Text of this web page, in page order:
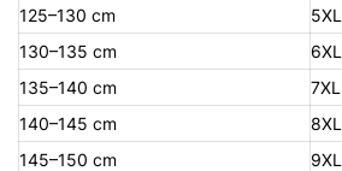
125–130 cm
5XL
130–135 cm
6XL
135–140 cm
7XL
140–145 cm
8XL
145–150 cm
9XL